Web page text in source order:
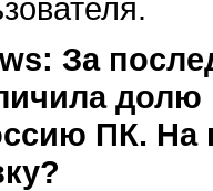
За
долю
ПК. На